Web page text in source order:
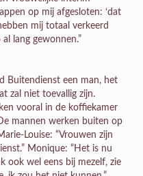
op mij afgesloten: ‘dat
mij totaal verkeerd
lang gewonnen.”
Buitendienst een man, het
zal niet toevallig zijn.
vooral in de koffiekamer
mannen werken buiten op
Louise: “Vrouwen zijn
Monique: “Het is nu
ook wel eens bij mezelf, zie